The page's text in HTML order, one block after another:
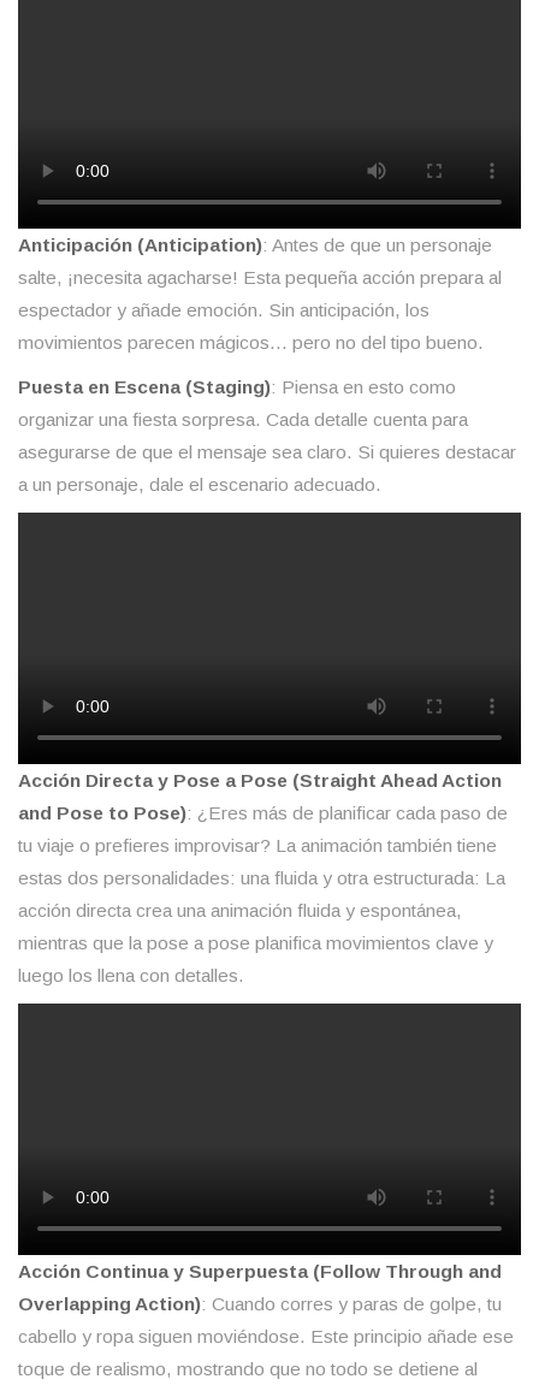
Anticipación (Anticipation): Antes de que un personaje
salte, ¡necesita agacharse! Esta pequeña acción prepara al
espectador y añade emoción. Sin anticipación, los
movimientos parecen mágicos… pero no del tipo bueno.
Puesta en Escena (Staging): Piensa en esto como
organizar una fiesta sorpresa. Cada detalle cuenta para
asegurarse de que el mensaje sea claro. Si quieres destacar
a un personaje, dale el escenario adecuado.
Acción Directa y Pose a Pose (Straight Ahead Action
and Pose to Pose): ¿Eres más de planificar cada paso de
tu viaje o prefieres improvisar? La animación también tiene
estas dos personalidades: una fluida y otra estructurada: La
acción directa crea una animación fluida y espontánea,
mientras que la pose a pose planifica movimientos clave y
luego los llena con detalles.
Acción Continua y Superpuesta (Follow Through and
Overlapping Action): Cuando corres y paras de golpe, tu
cabello y ropa siguen moviéndose. Este principio añade ese
toque de realismo, mostrando que no todo se detiene al